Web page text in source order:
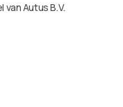
Autus B.V.